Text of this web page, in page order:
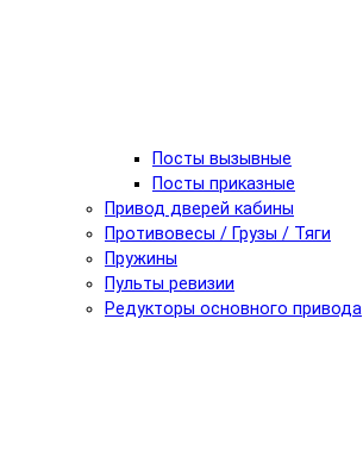
Посты вызывные
Посты приказные
Привод дверей кабины
Противовесы / Грузы / Тяги
Пружины
Пульты ревизии
Редукторы основного привода